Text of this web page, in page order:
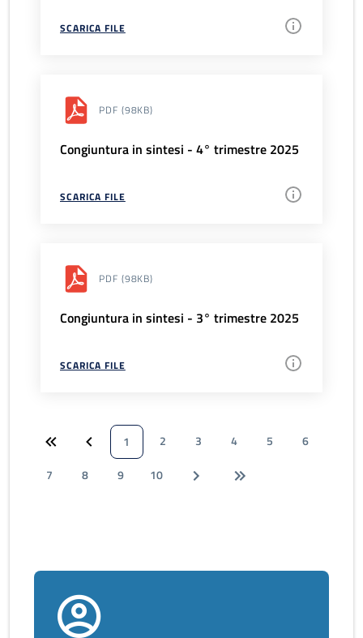
SCARICA FILE
PDF (98KB)
Congiuntura in sintesi - 4° trimestre 2025
SCARICA FILE
PDF (98KB)
Congiuntura in sintesi - 3° trimestre 2025
SCARICA FILE
1 2 3 4 5
6
7
8 9 10